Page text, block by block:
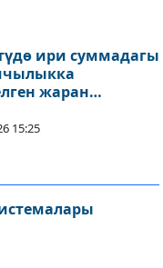
ири суммадагы
жаран
15:25